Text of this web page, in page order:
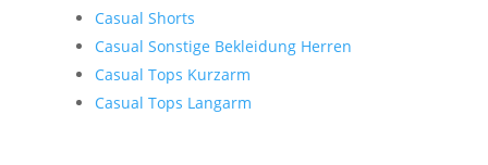
Casual Shorts
Casual Sonstige Bekleidung Herren
Casual Tops Kurzarm
Casual Tops Langarm